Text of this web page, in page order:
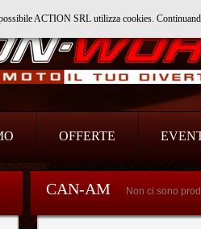
OFFERTE
CAN-AM Non ci sono
ACTION SRL utilizza cookies.